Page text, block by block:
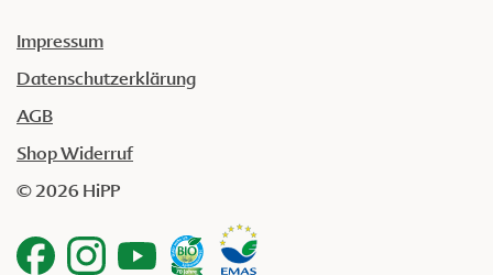
Impressum
Datenschutzerklärung
AGB
Shop Widerruf
© 2026 HiPP